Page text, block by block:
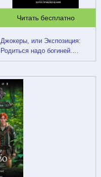
Читать бесплатно
Джокеры, или Экспозиция:
Родиться надо богиней.
Месть богини. Буря